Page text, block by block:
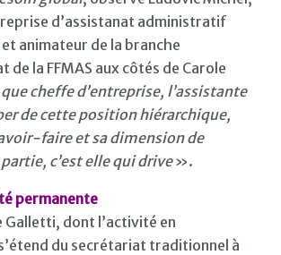
d’assistanat administratif
et animateur de la branche
de la FFMAS aux côtés de Carole
cheffe d’entreprise, l’assistante
de cette position hiérarchique,
faire et sa dimension de
c’est elle qui drive».
permanente
Galletti, dont l’activité en
du secrétariat traditionnel à